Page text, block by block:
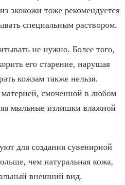
экокожи тоже рекомендуется
специальным раствором.
не нужно. Более того,
его старение, нарушая
кожзам также нельзя.
материей, смоченной в любом
мыльные излишки влажной
для создания сувенирной
чем натуральная кожа,
внешний вид.